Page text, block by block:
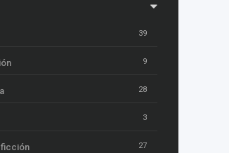
39
9
28
3
ficción 27